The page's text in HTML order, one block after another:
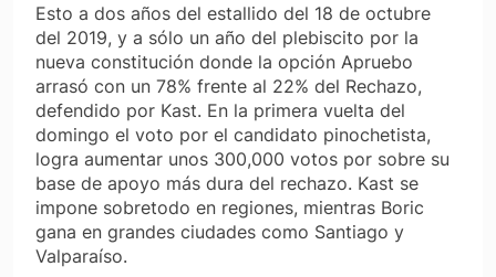
Esto a dos años del estallido del 18 de octubre
del 2019, y a sólo un año del plebiscito por la
nueva constitución donde la opción Apruebo
arrasó con un 78% frente al 22% del Rechazo,
defendido por Kast. En la primera vuelta del
domingo el voto por el candidato pinochetista,
logra aumentar unos 300,000 votos por sobre su
base de apoyo más dura del rechazo. Kast se
impone sobretodo en regiones, mientras Boric
gana en grandes ciudades como Santiago y
Valparaíso.